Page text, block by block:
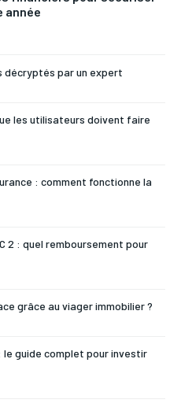
année
décryptés par un expert
les utilisateurs doivent faire
: comment fonctionne la
2 : quel remboursement pour
grâce au viager immobilier ?
le guide complet pour investir